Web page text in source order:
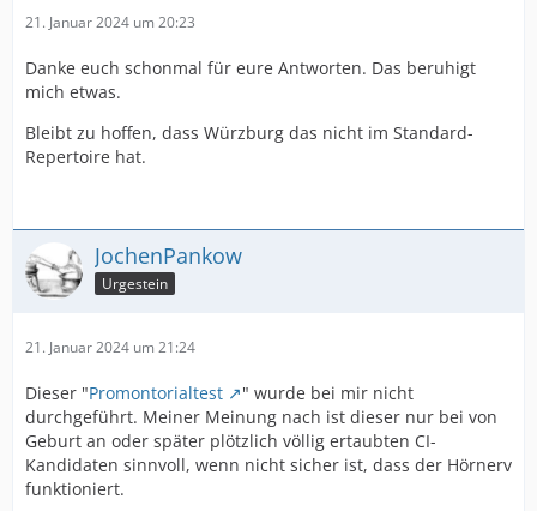
21. Januar 2024 um 20:23
Danke euch schonmal für eure Antworten. Das beruhigt
mich etwas.
Bleibt zu hoffen, dass Würzburg das nicht im Standard-
Repertoire hat.
JochenPankow
Urgestein
21. Januar 2024 um 21:24
Dieser "Promontorialtest
" wurde bei mir nicht
durchgeführt. Meiner Meinung nach ist dieser nur bei von
Geburt an oder später plötzlich völlig ertaubten CI-
Kandidaten sinnvoll, wenn nicht sicher ist, dass der Hörnerv
funktioniert.